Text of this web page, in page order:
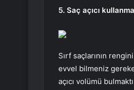
5. Saç açıcı
Sırf saçlarının
evvel bilmeniz
açıcı volümü